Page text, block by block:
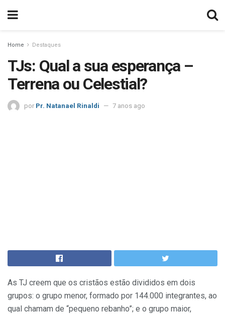
Home Destaques
TJs: Qual a sua esperança –
Terrena ou Celestial?
por Pr. Natanael Rinaldi 7 anos ago
As TJ creem que os cristãos estão divididos em dois
grupos: o grupo menor, formado por 144.000 integrantes, ao
qual chamam de “pequeno rebanho”; e o grupo maior,